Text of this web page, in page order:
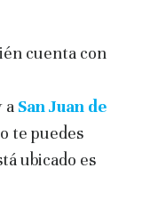
cuenta con
a San Juan de
te puedes
ubicado es